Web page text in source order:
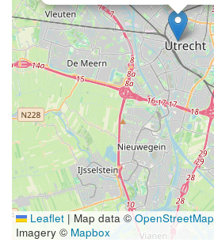
Leaflet | Map data ©OpenStreetMap
Imagery © Mapbox